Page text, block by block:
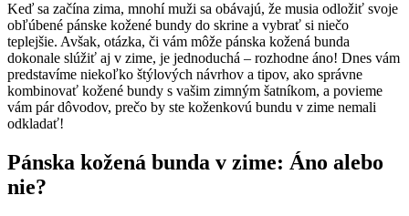
pánska
kožená
bunda
aj
v
zime?
Pozrite
štýlové
návrhy!
Keď sa začína zima, mnohí muži sa obávajú, že musia odložiť svoje
obľúbené pánske kožené bundy do skrine a vybrať si niečo
teplejšie. Avšak, otázka, či vám môže pánska kožená bunda
dokonale slúžiť aj v zime, je jednoduchá – rozhodne áno! Dnes vám
predstavíme niekoľko štýlových návrhov a tipov, ako správne
kombinovať kožené bundy s vašim zimným šatníkom, a povieme
vám pár dôvodov, prečo by ste koženkovú bundu v zime nemali
odkladať!
Pánska kožená bunda v zime: Áno alebo
nie?